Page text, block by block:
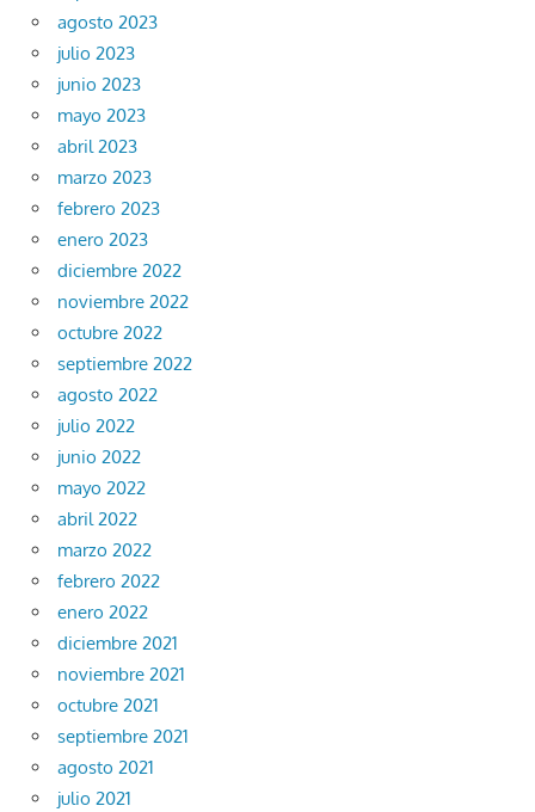
agosto 2023
julio 2023
junio 2023
mayo 2023
abril 2023
marzo 2023
febrero 2023
enero 2023
diciembre 2022
noviembre 2022
octubre 2022
septiembre 2022
agosto 2022
julio 2022
junio 2022
mayo 2022
abril 2022
marzo 2022
febrero 2022
enero 2022
diciembre 2021
noviembre 2021
octubre 2021
septiembre 2021
agosto 2021
julio 2021